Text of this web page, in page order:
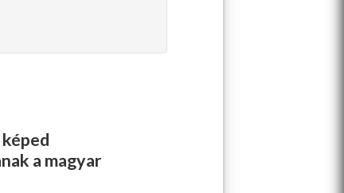
a magyar